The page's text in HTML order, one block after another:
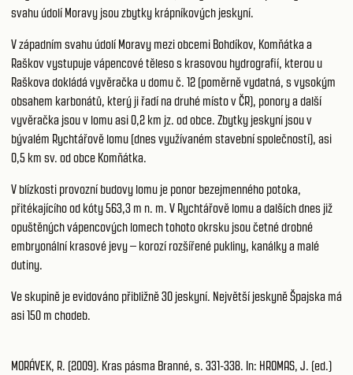
svahu údolí Moravy jsou zbytky krápníkových jeskyní.
V západním svahu údolí Moravy mezi obcemi Bohdíkov, Komňátka a
Raškov vystupuje vápencové těleso s krasovou hydrografií, kterou u
Raškova dokládá vyvěračka u domu č. 12 (poměrně vydatná, s vysokým
obsahem karbonátů, který ji řadí na druhé místo v ČR), ponory a další
vyvěračka jsou v lomu asi 0,2 km jz. od obce. Zbytky jeskyní jsou v
bývalém Rychtářově lomu (dnes využívaném stavební společností), asi
0,5 km sv. od obce Komňátka.
V blízkosti provozní budovy lomu je ponor bezejmenného potoka,
přitékajícího od kóty 563,3 m n. m. V Rychtářově lomu a dalších dnes již
opuštěných vápencových lomech tohoto okrsku jsou četné drobné
embryonální krasové jevy – korozí rozšířené pukliny, kanálky a malé
dutiny.
Ve skupině je evidováno přibližně 30 jeskyní. Největší jeskyně Špajska má
asi 150 m chodeb.
MORÁVEK, R. (2009). Kras pásma Branné, s. 331-338. In: HROMAS, J. (ed.)